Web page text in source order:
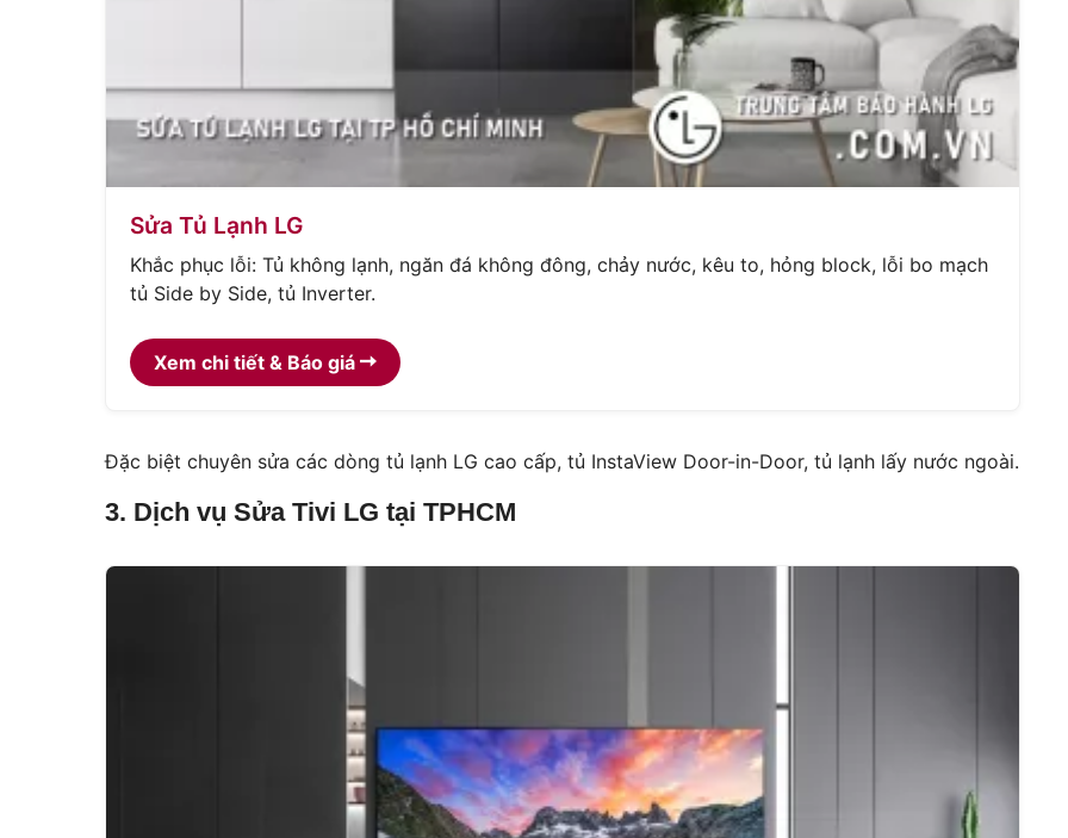
Sửa Tủ Lạnh LG
Khắc phục lỗi: Tủ không lạnh, ngăn đá không đông, chảy nước, kêu to, hỏng block, lỗi bo mạch
tủ Side by Side, tủ Inverter.
Xem chi tiết & Báo giá
Đặc biệt chuyên sửa các dòng tủ lạnh LG cao cấp, tủ InstaView Door-in-Door, tủ lạnh lấy nước ngoài.
3. Dịch vụ Sửa Tivi LG tại TPHCM